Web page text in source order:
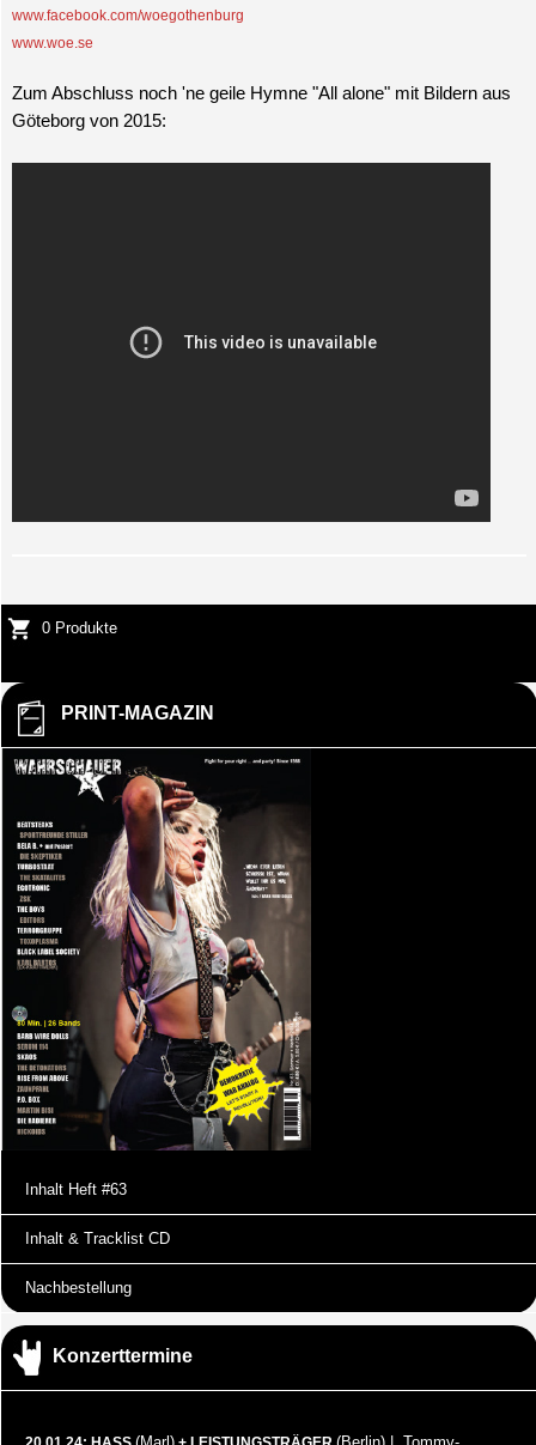
www.facebook.com/woegothenburg
www.woe.se
Zum Abschluss noch 'ne geile Hymne "All alone" mit Bildern aus
Göteborg von 2015:
0 Produkte
PRINT-MAGAZIN
Inhalt Heft #63
Inhalt & Tracklist CD
Nachbestellung
Konzerttermine